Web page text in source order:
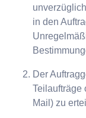
in den
Der
Teilaufträge
Mail) zu